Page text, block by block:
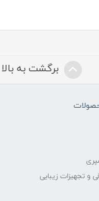
برگشت به بالا
و تجهیزات زیبایی